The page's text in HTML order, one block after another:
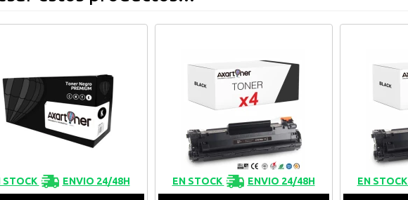
STOCK ENVIO 24/48H EN STOCK ENVIO 24/48H EN STOCK